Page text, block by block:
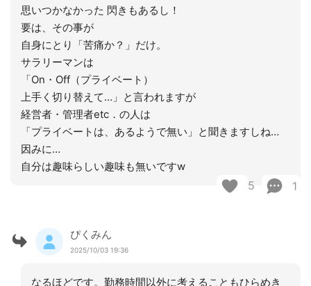
思いつかなかった 閃きもあるし！
要は、その事が
自身にとり「苦痛か？」だけ。
サラリーマンは
「On・Off（プライベート）
上手く切り替えて…」と言われますが
経営者・管理者etc．の人は
「プライベートは、あるようで無い」と聞きますしね…
因みに…
自分は趣味らしい趣味も無いですw
5 1
ぴくみん
2025/10/03 19:36
なるほどです。勤務時間以外に考えることもひらめき